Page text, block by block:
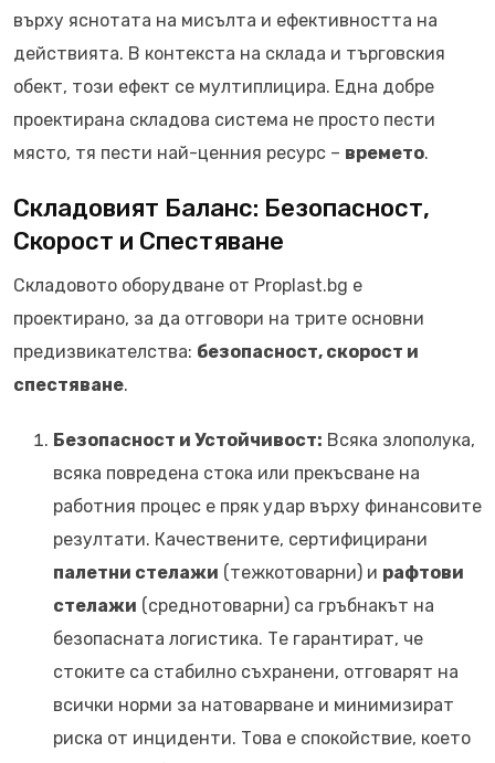
върху яснотата на мисълта и ефективността на
действията. В контекста на склада и търговския
обект, този ефект се мултиплицира. Една добре
проектирана складова система не просто пести
място, тя пести най-ценния ресурс – времето.
Складовият Баланс: Безопасност,
Скорост и Спестяване
Складовото оборудване от Proplast.bg е
проектирано, за да отговори на трите основни
предизвикателства: безопасност, скорост и
спестяване.
Безопасност и Устойчивост: Всяка злополука,
всяка повредена стока или прекъсване на
работния процес е пряк удар върху финансовите
резултати. Качествените, сертифицирани
палетни стелажи (тежкотоварни) и рафтови
стелажи (среднотоварни) са гръбнакът на
безопасната логистика. Те гарантират, че
стоките са стабилно съхранени, отговарят на
всички норми за натоварване и минимизират
риска от инциденти. Това е спокойствие, което